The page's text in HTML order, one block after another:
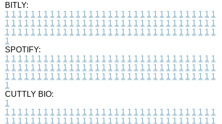
BITLY:
1 1 1 1 1 1 1 1 1 1 1 1 1 1 1 1 1 1 1 1 1 1 1 1 1 1 1 1 1 1 1 1 1
1 1 1 1 1 1 1 1 1 1 1 1 1 1 1 1 1 1 1 1 1 1 1 1 1 1 1 1 1 1 1 1 1
1 1 1 1 1 1 1 1 1 1 1 1 1 1 1 1 1 1 1 1 1 1 1 1 1 1 1 1 1 1 1 1 1
1
SPOTIFY:
1 1 1 1 1 1 1 1 1 1 1 1 1 1 1 1 1 1 1 1 1 1 1 1 1 1 1 1 1 1 1 1 1
1 1 1 1 1 1 1 1 1 1 1 1 1 1 1 1 1 1 1 1 1 1 1 1 1 1 1 1 1 1 1 1 1
1 1 1 1 1 1 1 1 1 1 1 1 1 1 1 1 1 1 1 1 1 1 1 1 1 1 1 1 1 1 1 1 1
1
CUTTLY BIO:
1
1 1 1 1 1 1 1 1 1 1 1 1 1 1 1 1 1 1 1 1 1 1 1 1 1 1 1 1 1 1 1 1 1
1 1 1 1 1 1 1 1 1 1 1 1 1 1 1 1 1 1 1 1 1 1 1 1 1 1 1 1 1 1 1 1 1